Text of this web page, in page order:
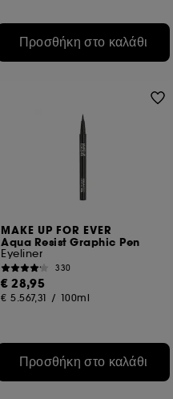
Προσθήκη στο καλάθι
MAKE UP FOR EVER
Aqua Resist Graphic Pen
Eyeliner
330
€ 28,95
€ 5.567,31 / 100ml
Προσθήκη στο καλάθι